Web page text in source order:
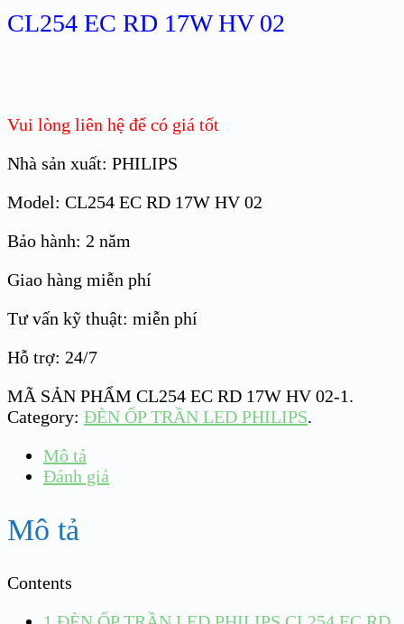
CL254 EC RD 17W HV 02
Vui lòng liên hệ để có giá tốt
Nhà sản xuất: PHILIPS
Model: CL254 EC RD 17W HV 02
Bảo hành: 2 năm
Giao hàng miễn phí
Tư vấn kỹ thuật: miễn phí
Hỗ trợ: 24/7
MÃ SẢN PHẨM CL254 EC RD 17W HV 02-1.
Category: ĐÈN ỐP TRẦN LED PHILIPS.
Mô tả
Đánh giá
Mô tả
Contents